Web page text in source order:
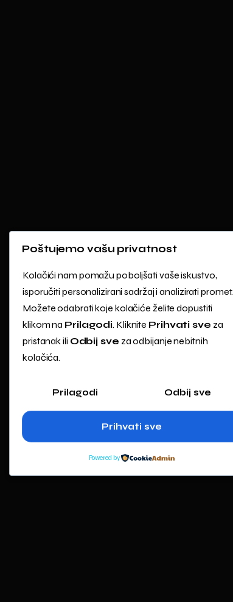
Poštujemo vašu privatnost
Kolačići nam pomažu poboljšati vaše iskustvo,
isporučiti personalizirani sadržaj i analizirati promet.
Možete odabrati koje kolačiće želite dopustiti
klikom na Prilagodi. Kliknite Prihvati sve za
pristanak ili Odbij sve za odbijanje nebitnih
kolačića.
Prilagodi Odbij sve
Prihvati sve
Powered by